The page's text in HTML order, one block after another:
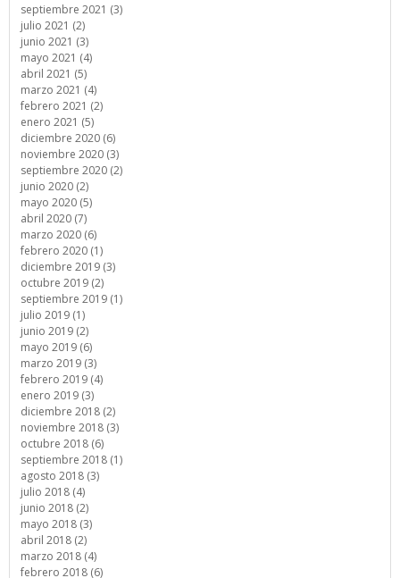
septiembre 2021 (3)
julio 2021 (2)
junio 2021 (3)
mayo 2021 (4)
abril 2021 (5)
marzo 2021 (4)
febrero 2021 (2)
enero 2021 (5)
diciembre 2020 (6)
noviembre 2020 (3)
septiembre 2020 (2)
junio 2020 (2)
mayo 2020 (5)
abril 2020 (7)
marzo 2020 (6)
febrero 2020 (1)
diciembre 2019 (3)
octubre 2019 (2)
septiembre 2019 (1)
julio 2019 (1)
junio 2019 (2)
mayo 2019 (6)
marzo 2019 (3)
febrero 2019 (4)
enero 2019 (3)
diciembre 2018 (2)
noviembre 2018 (3)
octubre 2018 (6)
septiembre 2018 (1)
agosto 2018 (3)
julio 2018 (4)
junio 2018 (2)
mayo 2018 (3)
abril 2018 (2)
marzo 2018 (4)
febrero 2018 (6)